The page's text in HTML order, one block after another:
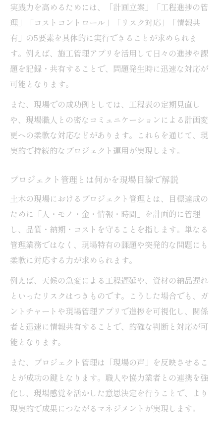
土木施工管理とプロジェクト管理の違い理
解
建設プロジェクトマネージャーの役割を知
る
施工管理とプロジェクト管理の関係性を整
建設プロジェクトと施工管理の違いを現場
例で解説
管理手法の違いが土木に与える影響とは
土木現場でリーダーに必要な資質を考える
建設プロジェクト管理で求められる人物像
現場管理に活かすコミュニケーション術
土木分野でリーダーが担う役割と責任
現場で信頼されるリーダーシップの身につ
け方
実践力を高めるためには、「計画立案」「工程進捗の管
理」「コストコントロール」「リスク対応」「情報共
有」の5要素を具体的に実行できることが求められま
す。例えば、施工管理アプリを活用して日々の進捗や課
題を記録・共有することで、問題発生時に迅速な対応が
可能となります。
また、現場での成功例としては、工程表の定期見直し
や、現場職人との密なコミュニケーションによる計画変
更への柔軟な対応などがあります。これらを通じて、現
実的で持続的なプロジェクト運用が実現します。
プロジェクト管理とは何かを現場目線で解説
土木の現場におけるプロジェクト管理とは、目標達成の
ために「人・モノ・金・情報・時間」を計画的に管理
し、品質・納期・コストを守ることを指します。単なる
管理業務ではなく、現場特有の課題や突発的な問題にも
柔軟に対応する力が求められます。
例えば、天候の急変による工程遅延や、資材の納品遅れ
といったリスクはつきものです。こうした場合でも、ガ
ントチャートや現場管理アプリで進捗を可視化し、関係
者と迅速に情報共有することで、的確な判断と対応が可
能となります。
また、プロジェクト管理は「現場の声」を反映させるこ
とが成功の鍵となります。職人や協力業者との連携を強
化し、現場感覚を活かした意思決定を行うことで、より
現実的で成果につながるマネジメントが実現します。